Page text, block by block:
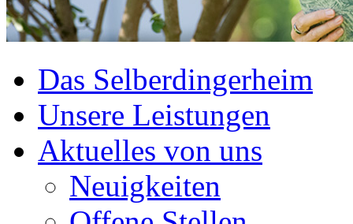
Das Selberdingerheim
Unsere Leistungen
Aktuelles von uns
Neuigkeiten